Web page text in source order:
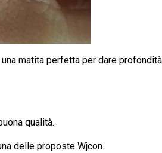
matita perfetta per dare
qualità.
delle proposte Wjcon.